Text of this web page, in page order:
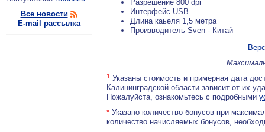
Все новости
E-mail рассылка
Разрешение 800 dpi
Интерфейс USB
Длина каьеля 1,5 метра
Производитель Sven - Китай
1 Указаны стоимость и примерная дата
Калининградской области зависит от их
Пожалуйста, ознакомьтесь с подробными
* Указано количество бонусов при
количество начисляемых бонусов,